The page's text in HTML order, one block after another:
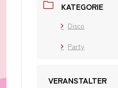
KATEGORIE
Disco
Party
VERANSTALTER